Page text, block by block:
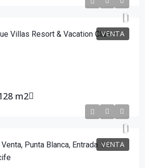
VENTA
Villas Resort & Vacation Club –
m2
VENTA
Punta Blanca, Entrada 11-